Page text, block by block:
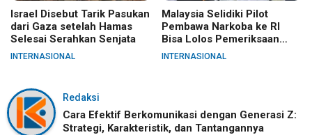
Israel Disebut Tarik Pasukan
dari Gaza setelah Hamas
Selesai Serahkan Senjata
INTERNASIONAL
Malaysia Selidiki Pilot
Pembawa Narkoba ke RI
Bisa Lolos Pemeriksaan
KLIA
INTERNASIONAL
Redaksi
Cara Efektif Berkomunikasi dengan Generasi Z:
Strategi, Karakteristik, dan Tantangannya